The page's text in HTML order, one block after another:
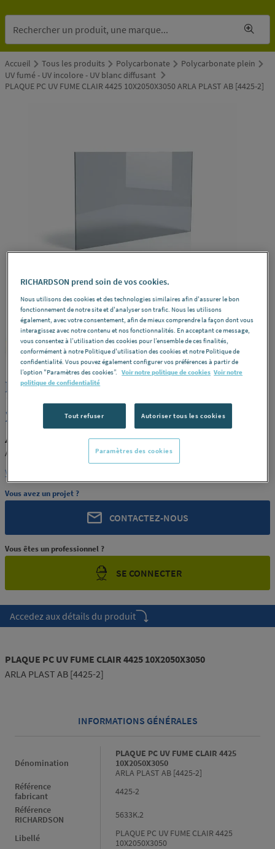
Accueil Tous les produits Polycarbonate
Polycarbonate plein
UV fumé - UV incolore - UV blanc diffusant
PLAQUE PC UV FUME CLAIR 4425 10X2050X3050 ARLA PLAST AB [4425-2]
ARLA PLAST REF : 5633K
PLAQUE PC UV FUME CLAIR 4425
10X2050X3050 ARLA PLAST AB [4425-
2]
ARLA PLAST 4425-2
ARLA PLAST AB [4425-2]
Voir la description complète
Vous avez un projet ?
CONTACTEZ-NOUS
Vous êtes un professionnel ?
SE CONNECTER
Accedez aux détails du produit
PLAQUE PC UV FUME CLAIR 4425 10X2050X3050
ARLA PLAST AB [4425-2]
INFORMATIONS GÉNÉRALES
Dénomination
PLAQUE PC UV FUME CLAIR 4425
10X2050X3050
ARLA PLAST AB [4425-2]
Référence
fabricant
4425-2
Référence
RICHARDSON
5633K.2
Libellé
PLAQUE PC UV FUME CLAIR 4425
10X2050X3050
RICHARDSON prend soin de vos cookies.
Nous utilisons des cookies et des technologies similaires afin d'assurer le bon
fonctionnement de notre site et d'analyser son trafic. Nous les utilisons
également, avec votre consentement, afin de mieux comprendre la façon dont vous
interagissez avec notre contenu et nos fonctionnalités. En acceptant ce message,
vous consentez à l’utilisation des cookies pour l’ensemble de ces finalités,
conformément à notre Politique d'utilisation des cookies et notre Politique de
confidentialité. Vous pouvez également configurer vos préférences à partir de
l’option "Paramètres des cookies”.
Voir notre politique de cookies Voir notre
politique de confidentialité
Tout refuser Autoriser tous les cookies
Paramètres des cookies